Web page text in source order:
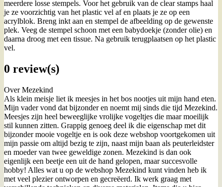
meerdere losse stempels. Voor het gebruik van de clear stamps haal
je ze voorzichtig van het plastic vel af en plaats je ze op een
acrylblok. Breng inkt aan en stempel de afbeelding op de gewenste
plek. Veeg de stempel schoon met een babydoekje (zonder olie) en
daarna droog met een tissue. Na gebruik terugplaatsen op het plastic
vel.
0 review(s)
Over Mezekind
Als klein meisje liet ik meesjes in het bos nootjes uit mijn hand eten.
Mijn vader vond dat bijzonder en noemt mij sinds die tijd Mezekind.
Meesjes zijn heel beweeglijke vrolijke vogeltjes die maar moeilijk
stil kunnen zitten. Grappig genoeg deel ik die eigenschap met dit
bijzonder mooie vogeltje en is ook deze webshop voortgekomen uit
mijn passie om altijd bezig te zijn, naast mijn baan als peuterleidster
en moeder van twee geweldige zonen. Mezekind is dan ook
eigenlijk een beetje een uit de hand gelopen, maar succesvolle
hobby! Alles wat u op de webshop Mezekind kunt vinden heb ik
met veel plezier ontworpen en gecreëerd. Ik werk graag met